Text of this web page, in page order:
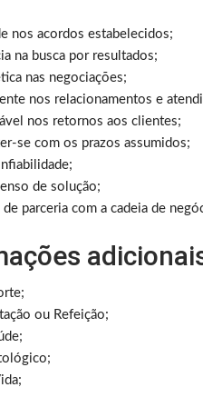
nos acordos estabelecidos;
na busca por resultados;
nas negociações;
nos relacionamentos e
nos retornos aos clientes;
se com os prazos assumidos;
de solução;
parceria com a cadeia de
ou Refeição;